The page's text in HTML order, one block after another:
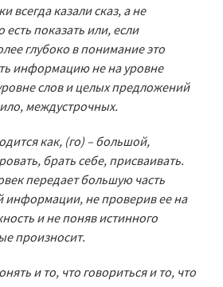
всегда казали сказ, а не
есть показать или, если
глубоко в понимание это
информацию не на уровне
слов и целых предложений
междустрочных.
как, (го) – большой,
брать себе, присваивать.
передает большую часть
информации, не проверив ее на
и не поняв истинного
произносит.
и то, что говориться и то, что